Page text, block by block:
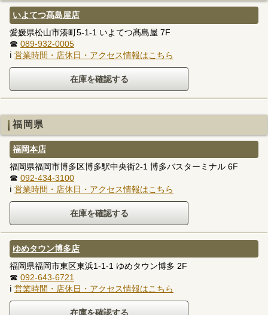
いよてつ髙島屋店
愛媛県松山市湊町5-1-1 いよてつ髙島屋 7F
☎ 089-932-0005
ℹ 営業時間・店休日・アクセス情報はこちら
福岡県
福岡本店
福岡県福岡市博多区博多駅中央街2-1 博多バスターミナル 6F
☎ 092-434-3100
ℹ 営業時間・店休日・アクセス情報はこちら
ゆめタウン博多店
福岡県福岡市東区東浜1-1-1 ゆめタウン博多 2F
☎ 092-643-6721
ℹ 営業時間・店休日・アクセス情報はこちら